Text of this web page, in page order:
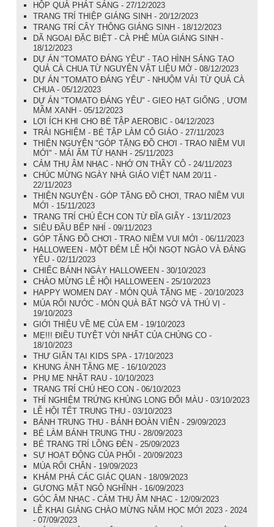
HỘP QUÀ PHÁT SÁNG - 27/12/2023
TRANG TRÍ THIỆP GIÁNG SINH - 20/12/2023
TRANG TRÍ CÂY THÔNG GIÁNG SINH - 18/12/2023
DÃ NGOẠI ĐẶC BIỆT - CÀ PHÊ MÙA GIÁNG SINH -
18/12/2023
DỰ ÁN "TOMATO ĐÁNG YÊU" - TẠO HÌNH SÁNG TẠO
QUẢ CÀ CHUA TỪ NGUYÊN VẬT LIỆU MỞ - 08/12/2023
DỰ ÁN "TOMATO ĐÁNG YÊU" - NHUỘM VẢI TỪ QUẢ CÀ
CHUA - 05/12/2023
DỰ ÁN "TOMATO ĐÁNG YÊU" - GIEO HẠT GIỐNG , ƯƠM
MẦM XANH - 05/12/2023
LỢI ÍCH KHI CHO BÉ TẬP AEROBIC - 04/12/2023
TRẢI NGHIỆM - BÉ TẬP LÀM CÔ GIÁO - 27/11/2023
THIỆN NGUYỆN "GÓP TẶNG ĐỒ CHƠI - TRAO NIỀM VUI
MỚI" - MÁI ẤM TỪ HẠNH - 25/11/2023
CẢM THỤ ÂM NHẠC - NHỚ ƠN THẦY CÔ - 24/11/2023
CHÚC MỪNG NGÀY NHÀ GIÁO VIỆT NAM 20/11 -
22/11/2023
THIỆN NGUYỆN - GÓP TẶNG ĐỒ CHƠI, TRAO NIỀM VUI
MỚI - 15/11/2023
TRANG TRÍ CHÚ ẾCH CON TỪ ĐĨA GIẤY - 13/11/2023
SIÊU ĐẦU BẾP NHÍ - 09/11/2023
GÓP TẶNG ĐỒ CHƠI - TRAO NIỀM VUI MỚI - 06/11/2023
HALLOWEEN - MỘT ĐÊM LỄ HỘI NGỌT NGÀO VÀ ĐÁNG
YÊU - 02/11/2023
CHIẾC BÁNH NGÀY HALLOWEEN - 30/10/2023
CHÀO MỪNG LỄ HỘI HALLOWEEN - 25/10/2023
HAPPY WOMEN DAY - MÓN QUÀ TẶNG MẸ - 20/10/2023
MÚA RỐI NƯỚC - MÓN QUÀ BẤT NGỜ VÀ THÚ VỊ -
19/10/2023
GIỚI THIỆU VỀ MẸ CỦA EM - 19/10/2023
MẸ!!! ĐIỀU TUYỆT VỜI NHẤT CỦA CHÚNG CO -
18/10/2023
THƯ GIÃN TẠI KIDS SPA - 17/10/2023
KHUNG ẢNH TẶNG MẸ - 16/10/2023
PHỤ MẸ NHẶT RAU - 10/10/2023
TRANG TRÍ CHÚ HEO CON - 06/10/2023
THÍ NGHIỆM TRỨNG KHỦNG LONG ĐỔI MÀU - 03/10/2023
LỄ HỘI TẾT TRUNG THU - 03/10/2023
BÁNH TRUNG THU - BÁNH ĐOÀN VIÊN - 29/09/2023
BÉ LÀM BÁNH TRUNG THU - 28/09/2023
BÉ TRANG TRÍ LỒNG ĐÈN - 25/09/2023
SỰ HOẠT ĐỘNG CỦA PHỔI - 20/09/2023
MÚA RỐI CHÂN - 19/09/2023
KHÁM PHÁ CÁC GIÁC QUAN - 18/09/2023
GƯƠNG MẶT NGỘ NGHĨNH - 16/09/2023
GÓC ÂM NHẠC - CẢM THỤ ÂM NHẠC - 12/09/2023
LỄ KHAI GIẢNG CHÀO MỪNG NĂM HỌC MỚI 2023 - 2024
- 07/09/2023